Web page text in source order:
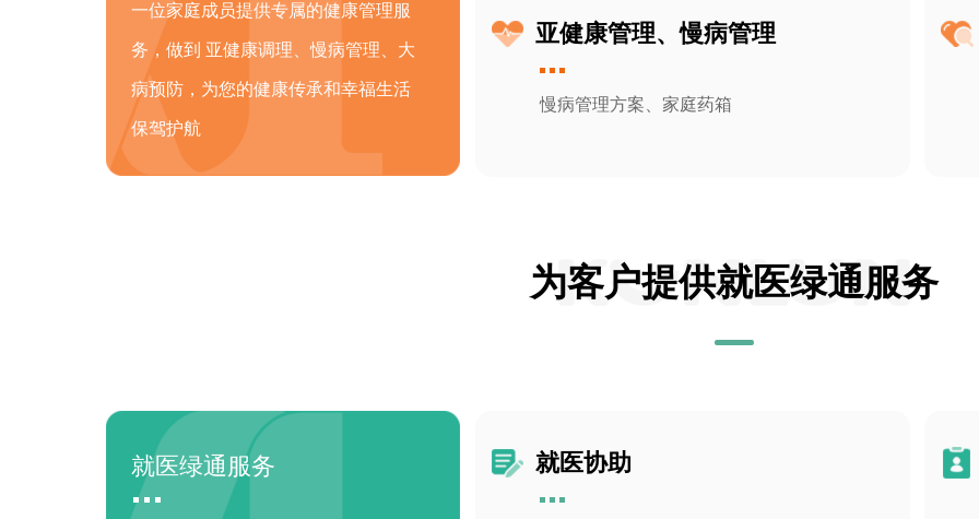
一位家庭成员提供专属的健康管理服
务，做到 亚健康调理、慢病管理、大
病预防，为您的健康传承和幸福生活
保驾护航
亚健康管理、慢病管理
慢病管理方案、家庭药箱
为客户提供就医绿通服务
就医绿通服务 就医协助